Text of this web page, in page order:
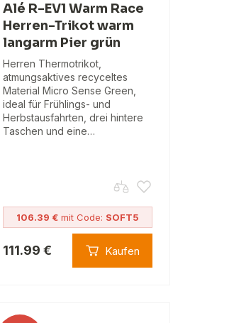
Alé R-EV1 Warm Race
Herren-Trikot warm
langarm Pier grün
Herren Thermotrikot,
atmungsaktives recyceltes
Material Micro Sense Green,
ideal für Frühlings- und
Herbstausfahrten, drei hintere
Taschen und eine…
106.39 €mit Code: SOFT5
111.99 € Kaufen